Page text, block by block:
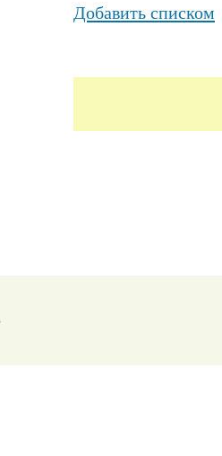
Добавить списком